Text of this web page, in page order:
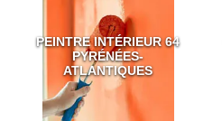
PEINTRE INTÉRIEUR 64
PYRÉNÉES-
ATLANTIQUES